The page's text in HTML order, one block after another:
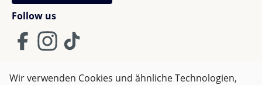
Follow us
Wir verwenden Cookies und ähnliche Technologien,